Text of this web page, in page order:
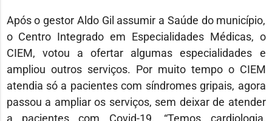
Após o gestor Aldo Gil assumir a Saúde do município,
o Centro Integrado em Especialidades Médicas, o
CIEM, votou a ofertar algumas especialidades e
ampliou outros serviços. Por muito tempo o CIEM
atendia só a pacientes com síndromes gripais, agora
passou a ampliar os serviços, sem deixar de atender
a pacientes com Covid-19. “Temos cardiologia,